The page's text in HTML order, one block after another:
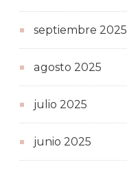
septiembre 2025
agosto 2025
julio 2025
junio 2025